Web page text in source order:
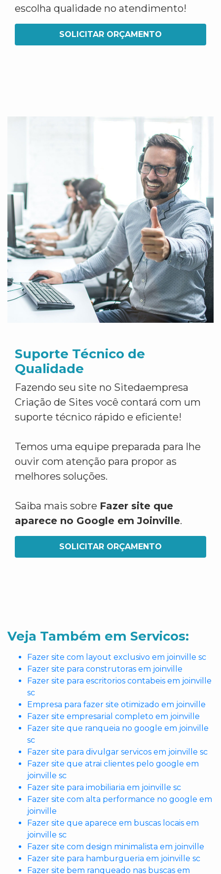
escolha qualidade no atendimento!
SOLICITAR ORÇAMENTO
Suporte Técnico de
Qualidade
Fazendo seu site no Sitedaempresa
Criação de Sites você contará com um
suporte técnico rápido e eficiente!
Temos uma equipe preparada para lhe
ouvir com atenção para propor as
melhores soluções.
Saiba mais sobre Fazer site que
aparece no Google em Joinville.
SOLICITAR ORÇAMENTO
Veja Também em Servicos:
Fazer site com layout exclusivo em joinville sc
Fazer site para construtoras em joinville
Fazer site para escritorios contabeis em joinville
sc
Empresa para fazer site otimizado em joinville
Fazer site empresarial completo em joinville
Fazer site que ranqueia no google em joinville
sc
Fazer site para divulgar servicos em joinville sc
Fazer site que atrai clientes pelo google em
joinville sc
Fazer site para imobiliaria em joinville sc
Fazer site com alta performance no google em
joinville
Fazer site que aparece em buscas locais em
joinville sc
Fazer site com design minimalista em joinville
Fazer site para hamburgueria em joinville sc
Fazer site bem ranqueado nas buscas em